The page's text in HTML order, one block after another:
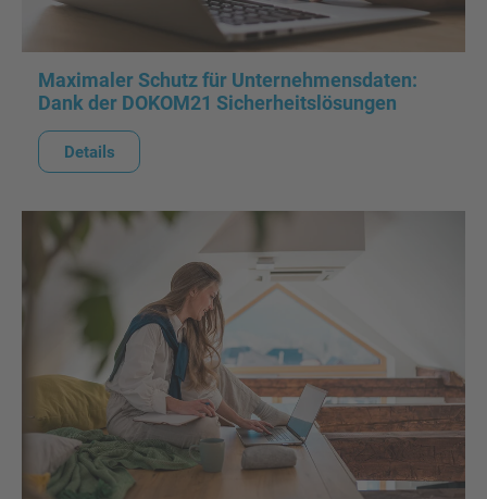
Maximaler Schutz für Unternehmensdaten:
Dank der DOKOM21 Sicherheitslösungen
Details